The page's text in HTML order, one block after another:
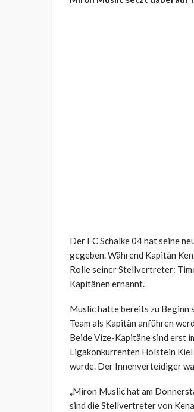
Der FC Schalke 04 hat seine
gegeben. Während Kapitän
Rolle seiner Stellvertreter:
Kapitänen ernannt.
Muslic hatte bereits zu Beginn
Team als Kapitän anführen
Beide Vize-Kapitäne sind erst
Ligakonkurrenten Holstein
wurde. Der Innenverteidiger
„Miron Muslic hat am
sind die Stellvertreter von